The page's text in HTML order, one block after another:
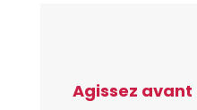
Agissez avant